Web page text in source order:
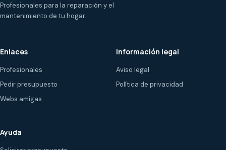
Profesionales para la reparación y el
mantenimiento de tu hogar.
Enlaces
Profesionales
Pedir presupuesto
Webs amigas
Información legal
Aviso legal
Política de privacidad
Ayuda